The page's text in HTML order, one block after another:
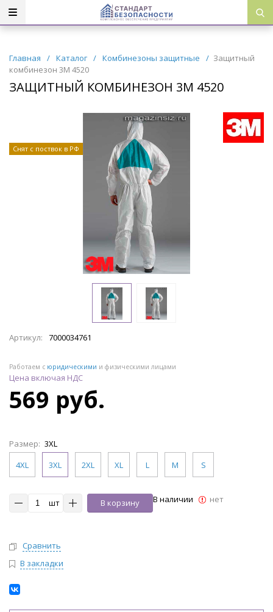
Главная / Каталог / Комбинезоны защитные / Защитный
комбинезон 3M 4520
ЗАЩИТНЫЙ КОМБИНЕЗОН 3M 4520
Снят с поствок в РФ
Артикул: 7000034761
Работаем с юридическими и физическими лицами
Цена включая НДС
569 руб.
Размер: 3XL
4XL
3XL 2XL XL L M S
шт В корзину В наличии нет
Сравнить
В закладки